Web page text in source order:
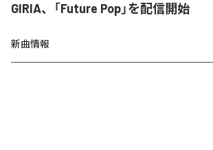
GIRIA、「Future Pop」を配信開始
新曲情報